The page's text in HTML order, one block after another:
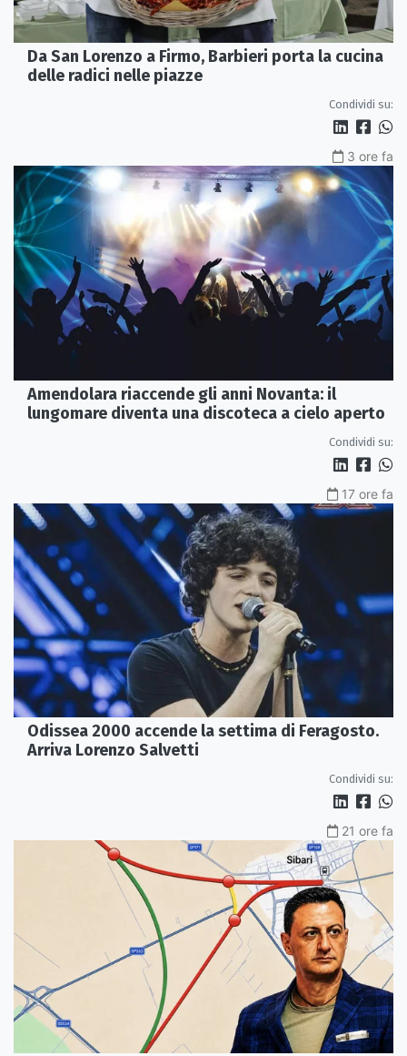
Da San Lorenzo a Firmo, Barbieri porta la cucina
delle radici nelle piazze
Condividi su:
3 ore fa
Amendolara riaccende gli anni Novanta: il
lungomare diventa una discoteca a cielo aperto
Condividi su:
17 ore fa
Odissea 2000 accende la settima di Feragosto.
Arriva Lorenzo Salvetti
Condividi su:
21 ore fa